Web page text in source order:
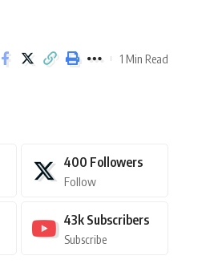
1 Min Read
400 Followers
Follow
43k Subscribers
Subscribe